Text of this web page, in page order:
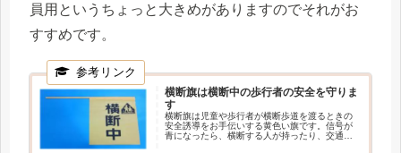
員用というちょっと大きめがありますのでそれがお
すすめです。
横断旗は横断中の歩行者の安全を守りま
す
横断旗は児童や歩行者が横断歩道を渡るときの
安全誘導をお手伝いする黄色い旗です。信号が
青になったら、横断する人が持ったり、交通指